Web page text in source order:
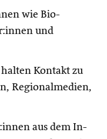
wie Bio-
und
Kontakt zu
Regionalmedien,
aus dem In-